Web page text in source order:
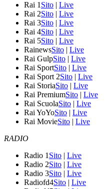
Rai 1 Sito | Live
Rai 2Sito | Live
Rai 3Sito | Live
Rai 4Sito | Live
Rai 5Sito | Live
RainewsSito | Live
Rai GulpSito | Live
Rai SportSito | Live
Rai Sport 2Sito | Live
Rai StoriaSito | Live
Rai PremiumSito | Live
Rai ScuolaSito | Live
Rai YoYoSito | Live
Rai MovieSito | Live
RADIO
Radio 1 Sito | Live
Radio 2Sito | Live
Radio 3Sito | Live
Radiofd4Sito | Live